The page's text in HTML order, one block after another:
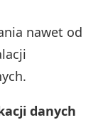
nawet od
danych